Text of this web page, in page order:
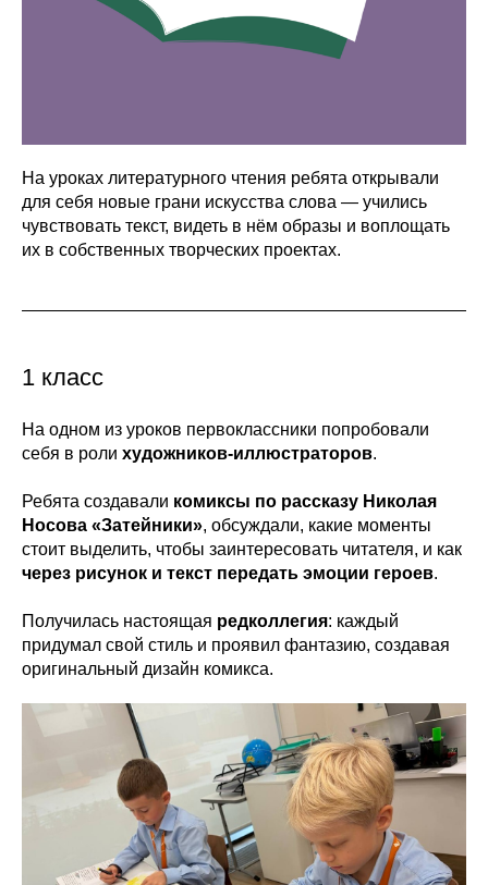
На уроках литературного чтения ребята открывали
для себя новые грани искусства слова — учились
чувствовать текст, видеть в нём образы и воплощать
их в собственных творческих проектах.
1 класс
На одном из уроков первоклассники попробовали
себя в роли художников-иллюстраторов.
Ребята создавали комиксы по рассказу Николая
Носова «Затейники», обсуждали, какие моменты
стоит выделить, чтобы заинтересовать читателя, и как
через рисунок и текст передать эмоции героев.
Получилась настоящая редколлегия: каждый
придумал свой стиль и проявил фантазию, создавая
оригинальный дизайн комикса.